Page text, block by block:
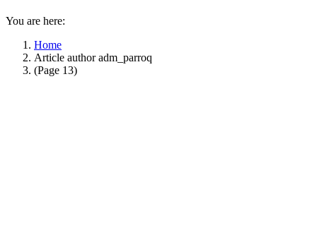
You are here:
Home
Article author adm_parroq
(Page 13)